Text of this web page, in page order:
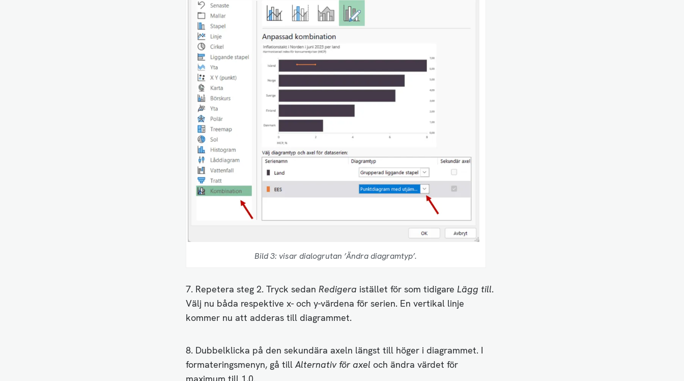
Bild 3: visar dialogrutan ’Ändra diagramtyp’.
7. Repetera steg 2. Tryck sedan Redigera istället för som tidigare Lägg till.
Välj nu båda respektive x- och y-värdena för serien. En vertikal linje
kommer nu att adderas till diagrammet.
8. Dubbelklicka på den sekundära axeln längst till höger i diagrammet. I
formateringsmenyn, gå till Alternativ för axel och ändra värdet för